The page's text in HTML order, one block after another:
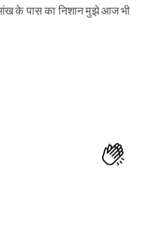
के पास का निशान मुझे आज भी